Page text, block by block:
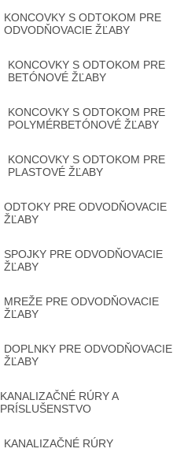
KONCOVKY S ODTOKOM PRE
ODVODŇOVACIE ŽĽABY
KONCOVKY S ODTOKOM PRE
BETÓNOVÉ ŽĽABY
KONCOVKY S ODTOKOM PRE
POLYMÉRBETÓNOVÉ ŽĽABY
KONCOVKY S ODTOKOM PRE
PLASTOVÉ ŽĽABY
ODTOKY PRE ODVODŇOVACIE
ŽĽABY
SPOJKY PRE ODVODŇOVACIE
ŽĽABY
MREŽE PRE ODVODŇOVACIE
ŽĽABY
DOPLNKY PRE ODVODŇOVACIE
ŽĽABY
KANALIZAČNÉ RÚRY A
PRÍSLUŠENSTVO
KANALIZAČNÉ RÚRY
Kanalizačná rúra KG SN4
DN110 plastová 5000 mm
26,20 €